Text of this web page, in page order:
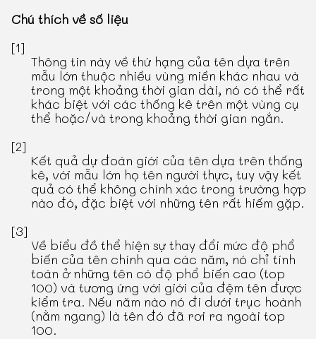
Chú thích về số liệu
[1]
Thông tin này về thứ hạng của tên dựa trên
mẫu lớn thuộc nhiều vùng miền khác nhau và
trong một khoảng thời gian dài, nó có thể rất
khác biệt với các thống kê trên một vùng cụ
thể hoặc/và trong khoảng thời gian ngắn.
[2]
Kết quả dự đoán giới của tên dựa trên thống
kê, với mẫu lớn họ tên người thực, tuy vậy kết
quả có thể không chính xác trong trường hợp
nào đó, đặc biệt với những tên rất hiếm gặp.
[3]
Về biểu đồ thể hiện sự thay đổi mức độ phổ
biến của tên chính qua các năm, nó chỉ tính
toán ở những tên có độ phổ biến cao (top
100) và tương ứng với giới của đệm tên được
kiểm tra. Nếu năm nào nó đi dưới trục hoành
(nằm ngang) là tên đó đã rơi ra ngoài top
100.